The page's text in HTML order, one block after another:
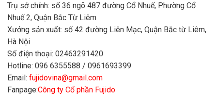
Trụ sở chính: số 36 ngõ 487 đường Cổ Nhuế, Phường Cổ
Nhuế 2, Quận Bắc Từ Liêm
Xưởng sản xuất: số 42 đường Liên Mạc, Quận Bắc từ Liêm,
Hà Nội
Số điện thoại: 02463291420
Hotline: 096 6355588 / 0961693399
Email: fujidovina@gmail.com
Fanpage:Công ty Cổ phần Fujido